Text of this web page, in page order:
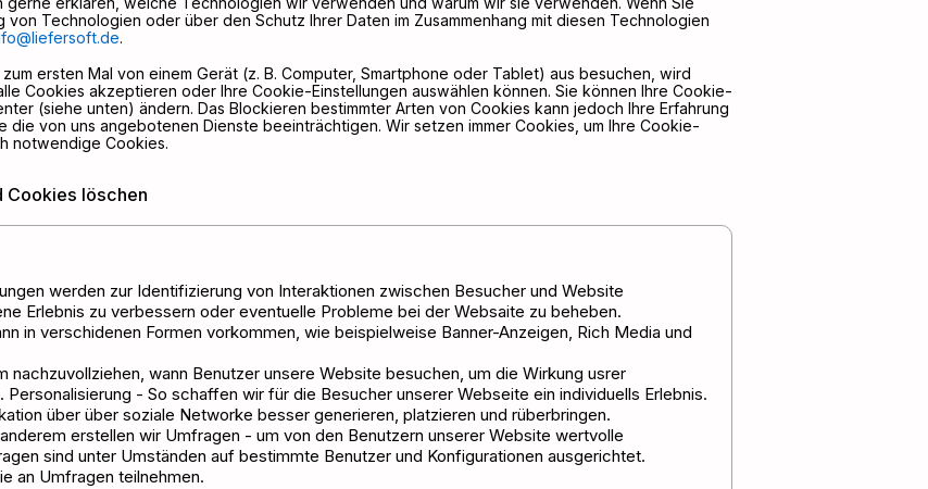
Technologien oder über den Schutz Ihrer Daten im Zusammenhang mit diesen Technologien
.
ersten Mal von einem Gerät (z. B. Computer, Smartphone oder Tablet) aus besuchen, wird
Cookies akzeptieren oder Ihre Cookie-Einstellungen auswählen können. Sie können Ihre Cookie-
(siehe unten) ändern. Das Blockieren bestimmter Arten von Cookies kann jedoch Ihre Erfahrung
die von uns angebotenen Dienste beeinträchtigen. Wir setzen immer Cookies, um Ihre Cookie-
notwendige Cookies.
Cookies löschen
werden zur Identifizierung von Interaktionen zwischen Besucher und Website
Erlebnis zu verbessern oder eventuelle Probleme bei der Websaite zu beheben.
in verschidenen Formen vorkommen, wie beispielweise Banner-Anzeigen, Rich Media und
wann Benutzer unsere Website besuchen, um die Wirkung usrer
- So schaffen wir für die Besucher unserer Webseite ein individuells Erlebnis.
über über soziale Networke besser generieren, platzieren und rüberbringen.
erstellen wir Umfragen - um von den Benutzern unserer Website wertvolle
sind unter Umständen auf bestimmte Benutzer und Konfigurationen ausgerichtet.
an Umfragen teilnehmen.